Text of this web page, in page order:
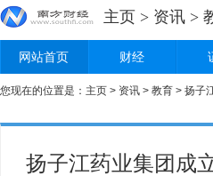
主页 > 资讯 >
网站首页 财经
您现在的位置是： 主页 > 资讯 > 教育 > 扬子
扬子江药业集团成